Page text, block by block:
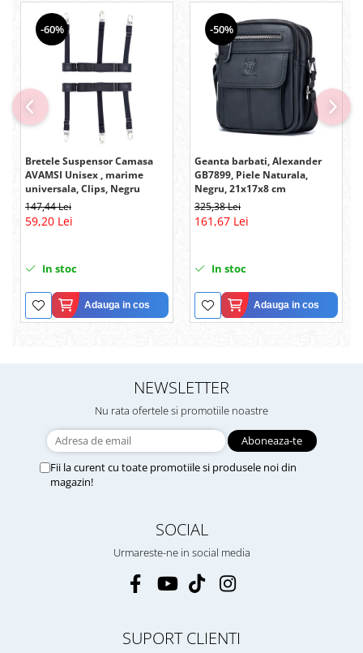
-60%
Bretele Suspensor Camasa
AVAMSI Unisex , marime
universala, Clips, Negru
147,44 Lei
59,20 Lei
In stoc
Adauga in cos
-50%
Geanta barbati, Alexander
GB7899, Piele Naturala,
Negru, 21x17x8 cm
325,38 Lei
161,67 Lei
In stoc
Adauga in cos
NEWSLETTER
Nu rata ofertele si promotiile noastre
Fii la curent cu toate promotiile si produsele noi din
magazin!
SOCIAL
Urmareste-ne in social media
SUPORT CLIENTI